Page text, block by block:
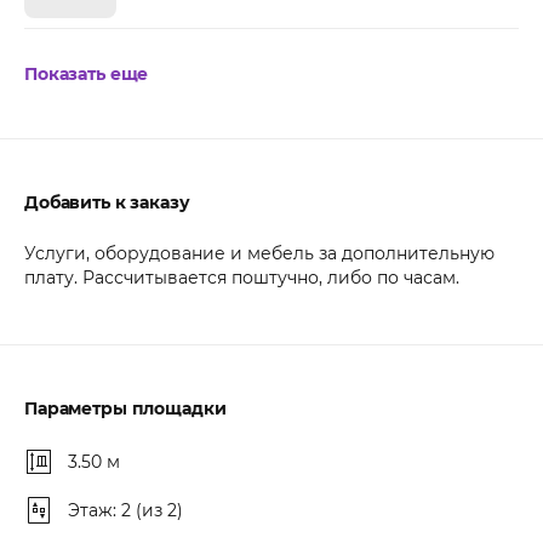
Показать еще
Добавить к заказу
Услуги, оборудование и мебель за дополнительную
плату. Рассчитывается поштучно, либо по часам.
Параметры площадки
3.50 м
Этаж: 2 (из 2)